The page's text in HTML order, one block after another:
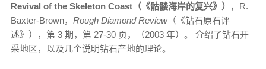
Revival of the Skeleton Coast（《骷髅海岸的复兴》）
，R.
Baxter-Brown， Rough Diamond Review（《钻石原石评
述》），第 3 期，第 27-30 页，（2003 年）。 介绍了钻石开
采地区，以及几个说明钻石产地的理论。